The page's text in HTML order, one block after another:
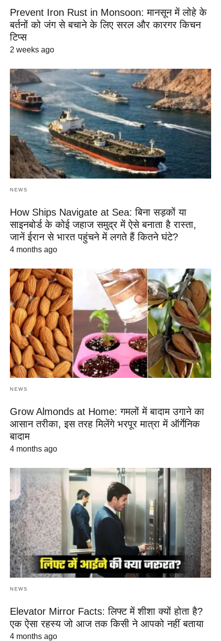
Prevent Iron Rust in Monsoon: मानसून में लोहे के
बर्तनों को जंग से बचाने के लिए सरल और कारगर किचन
टिप्स
2 weeks ago
NEWS
How Ships Navigate at Sea: बिना सड़कों या
साइनबोर्ड के कोई जहाज समुद्र में ऐसे बनाता है रास्ता,
जानें ईरान से भारत पहुंचने में लगते हैं कितने घंटे?
4 months ago
NEWS
Grow Almonds at Home: गमलों में बादाम उगाने का
आसान तरीका, इस तरह मिलेंगे भरपूर मात्रा में ऑर्गेनिक
बादाम
4 months ago
NEWS
Elevator Mirror Facts: लिफ्ट में शीशा क्यों होता है?
एक ऐसा रहस्य जो आज तक किसी ने आपको नहीं बताया
4 months ago